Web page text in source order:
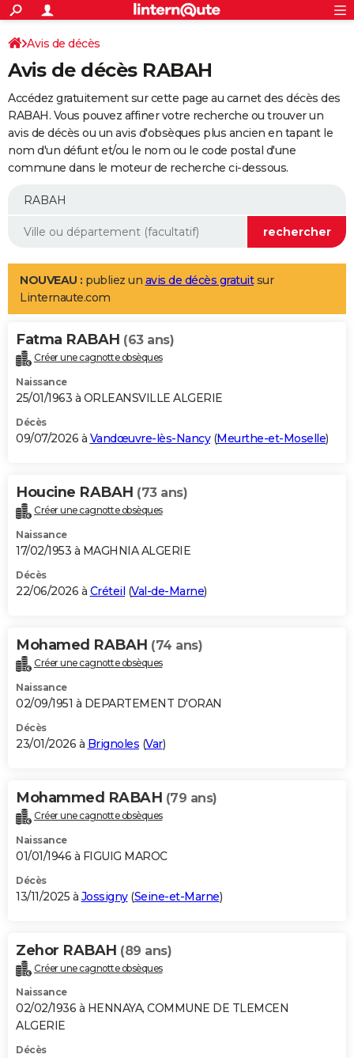
ACTUALITÉS
Politique
Société
Faits Divers
Education
Monde
Villes
+
SPORT
Coupe du monde 2026
Football
Tennis
Cyclisme
Rugby
Forum
Programme TV
TNT
Streaming
Cinéma
Sorties cinéma
Musique
+
FINANCE
Retraite
Epargne
Immobilier
Risques naturels par ville
Banque
Assurance
AUTO
Essais
Réserver un essai
Citadines
Berlines
SUV
Forum auto
+
Mobiles
Meilleur smartphone
Internet
Ordinateurs
Jeux vidéo
Guide high-tech
Aménagement intérieur
LIFESTYLE
Art de vivre
Bien-être
Loisirs
Mode
Modes de vie
Alimentation
Guide de la santé
Maladies
Médicaments
Sommeil
VOYAGE
Destinations
City break
Voyage nature
Voyage de noces
Forum
Climat
+PHOTO
GUIDES D'ACHAT
BONS PLANS
Carte de Noël
Carte Bonne année
Carte Saint-Valentin
Carte Pâques
Carte d'anniversaire
DICTIONNAIRE
Dictionnaire
Biographies
Citations
Expressions
Proverbes
PROGRAMME TV
S'inscrire
Se connecter
Lycées
Collèges
Primaires
Universités
Entreprises
Service militaire
Avis de recherche
AVIS DE DÉCÈS
Bricolage
Lifestyle
Culture
Sport
Auto
Television
Voyage
Cinema
Avis de décès
Avis de décès RABAH
Accédez gratuitement sur cette page au carnet des décès des
RABAH. Vous pouvez affiner votre recherche ou trouver un
avis de décès ou un avis d'obsèques plus ancien en tapant le
nom d'un défunt et/ou le nom ou le code postal d'une
commune dans le moteur de recherche ci-dessous.
NOUVEAU : publiez un avis de décès gratuitsur
Linternaute.com
Fatma RABAH (63 ans)
Créer une cagnotte obsèques
Naissance
25/01/1963 à ORLEANSVILLE ALGERIE
Décès
09/07/2026 à Vandœuvre-lès-Nancy(Meurthe-et-Moselle)
Houcine RABAH (73 ans)
Créer une cagnotte obsèques
Naissance
17/02/1953 à MAGHNIA ALGERIE
Décès
22/06/2026 à Créteil (Val-de-Marne)
Mohamed RABAH (74 ans)
Créer une cagnotte obsèques
Naissance
02/09/1951 à DEPARTEMENT D'ORAN
Décès
23/01/2026 à Brignoles (Var)
Mohammed RABAH (79 ans)
Créer une cagnotte obsèques
Naissance
01/01/1946 à FIGUIG MAROC
Décès
13/11/2025 à Jossigny(Seine-et-Marne)
Zehor RABAH (89 ans)
Créer une cagnotte obsèques
Naissance
02/02/1936 à HENNAYA, COMMUNE DE TLEMCEN
ALGERIE
Décès